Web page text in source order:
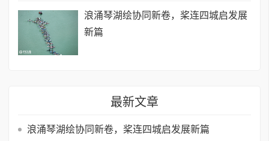
浪涌琴湖绘协同新卷，桨连四城启发展
新篇
最新文章
浪涌琴湖绘协同新卷，桨连四城启发展新篇